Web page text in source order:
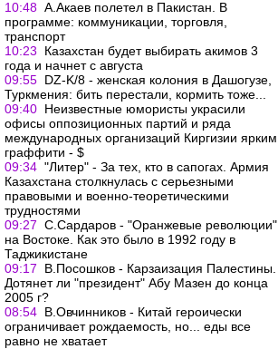
10:48 А.Акаев полетел в Пакистан. В
программе: коммуникации, торговля,
транспорт
10:23
Казахстан будет выбирать акимов 3
года и начнет с августа
09:55 DZ-K/8 - женская колония в Дашогузе,
Туркмения: бить перестали, кормить тоже...
09:40 Неизвестные юмористы украсили
офисы оппозиционных партий и ряда
международных организаций Киргизии ярким
граффити - $
09:34 "Литер" - За тех, кто в сапогах. Армия
Казахстана столкнулась с серьезными
правовыми и военно-теоретическими
трудностями
09:27 С.Сардаров - "Оранжевые революции"
на Востоке. Как это было в 1992 году в
Таджикистане
09:17
В.Посошков - Карзаизация Палестины.
Дотянет ли "президент" Абу Мазен до конца
2005 г?
08:54 В.Овчинников - Китай героически
ограничивает рождаемость, но... еды все
равно не хватает